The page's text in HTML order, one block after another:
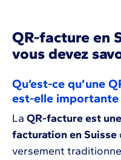
QR-facture en
vous devez
Qu’est-ce qu’une
est-elle importante
La QR-facture est
facturation en Suisse
versement